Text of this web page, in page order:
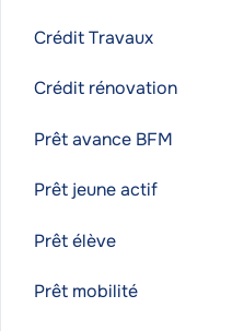
Crédit Travaux
Crédit rénovation
Prêt avance BFM
Prêt jeune actif
Prêt élève
Prêt mobilité